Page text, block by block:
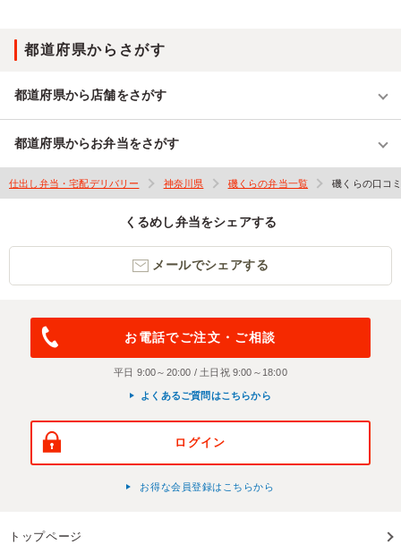
都道府県からさがす
都道府県から店舗をさがす
都道府県からお弁当をさがす
仕出し弁当・宅配デリバリー 神奈川県 磯くらの弁当一覧 磯くらの口コ
くるめし弁当をシェアする
メールでシェアする
お電話でご注文・ご相談
平日 9:00～20:00 / 土日祝 9:00～18:00
よくあるご質問はこちらから
ログイン
お得な会員登録はこちらから
トップページ